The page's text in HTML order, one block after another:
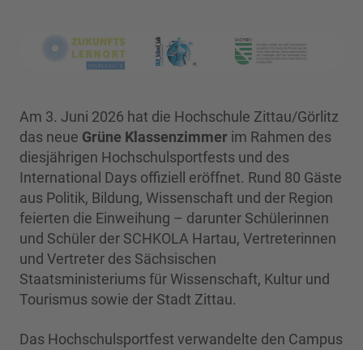
Am 3. Juni 2026 hat die Hochschule Zittau/Görlitz
das neue Grüne Klassenzimmer im Rahmen des
diesjährigen Hochschulsportfests und des
International Days offiziell eröffnet. Rund 80 Gäste
aus Politik, Bildung, Wissenschaft und der Region
feierten die Einweihung – darunter Schülerinnen
und Schüler der SCHKOLA Hartau, Vertreterinnen
und Vertreter des Sächsischen
Staatsministeriums für Wissenschaft, Kultur und
Tourismus sowie der Stadt Zittau.
Das Hochschulsportfest verwandelte den Campus